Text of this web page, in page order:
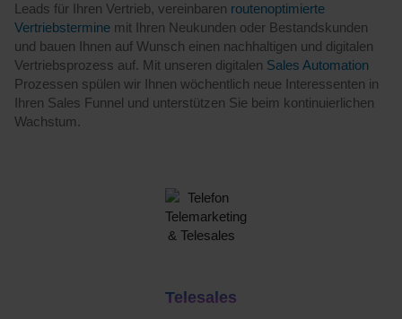
Leads für Ihren Vertrieb, vereinbaren routenoptimierte
Vertriebstermine mit Ihren Neukunden oder Bestandskunden
und bauen Ihnen auf Wunsch einen nachhaltigen und digitalen
Vertriebsprozess auf. Mit unseren digitalen Sales Automation
Prozessen spülen wir Ihnen wöchentlich neue Interessenten in
Ihren Sales Funnel und unterstützen Sie beim kontinuierlichen
Wachstum.
Telesales